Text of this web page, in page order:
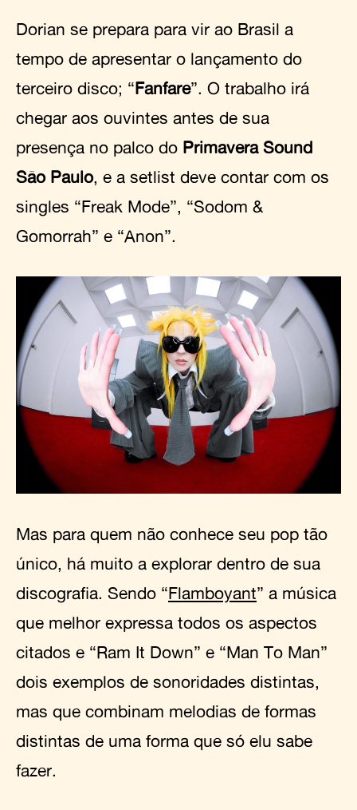
Dorian se prepara para vir ao Brasil a
tempo de apresentar o lançamento do
terceiro disco; “Fanfare”. O trabalho irá
chegar aos ouvintes antes de sua
presença no palco do Primavera Sound
São Paulo, e a setlist deve contar com os
singles “Freak Mode”, “Sodom &
Gomorrah” e “Anon”.
Mas para quem não conhece seu pop tão
único, há muito a explorar dentro de sua
discografia. Sendo “Flamboyant” a música
que melhor expressa todos os aspectos
citados e “Ram It Down” e “Man To Man”
dois exemplos de sonoridades distintas,
mas que combinam melodias de formas
distintas de uma forma que só elu sabe
fazer.